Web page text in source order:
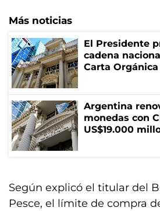
Más noticias
El Presidente
cadena
Carta
Argentina
monedas con
US$19.000
Según explicó el titular del
Pesce, el límite de compra